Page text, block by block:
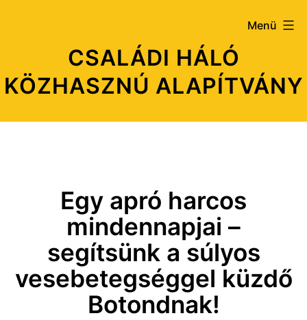
tartalomhozCSALÁDI HÁLÓ
KÖZHASZNÚ ALAPÍTVÁNY
Menü
Egy apró harcos
mindennapjai –
segítsünk a súlyos
vesebetegséggel küzdő
Botondnak!